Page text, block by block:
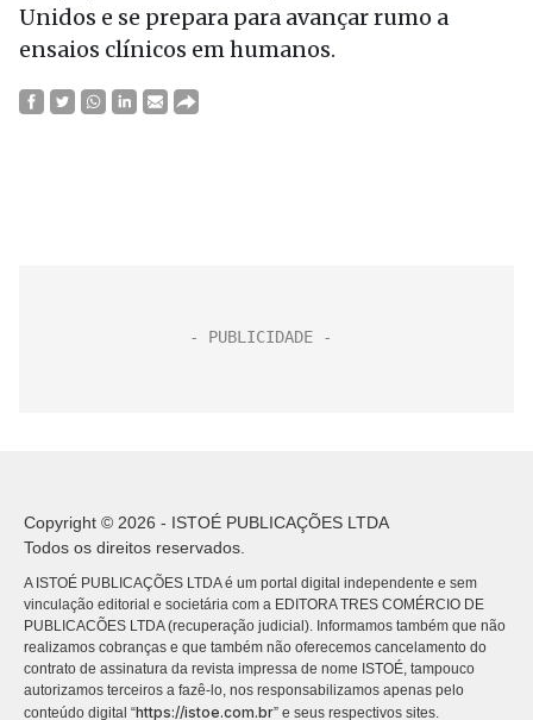
Unidos e se prepara para avançar rumo a
ensaios clínicos em humanos.
Copyright © 2026 - ISTOÉ PUBLICAÇÕES LTDA
Todos os direitos reservados.
A ISTOÉ PUBLICAÇÕES LTDA é um portal digital independente e sem
vinculação editorial e societária com a EDITORA TRES COMÉRCIO DE
PUBLICACÕES LTDA (recuperação judicial). Informamos também que não
realizamos cobranças e que também não oferecemos cancelamento do
contrato de assinatura da revista impressa de nome ISTOÉ, tampouco
autorizamos terceiros a fazê-lo, nos responsabilizamos apenas pelo
conteúdo digital “https://istoe.com.br” e seus respectivos sites.